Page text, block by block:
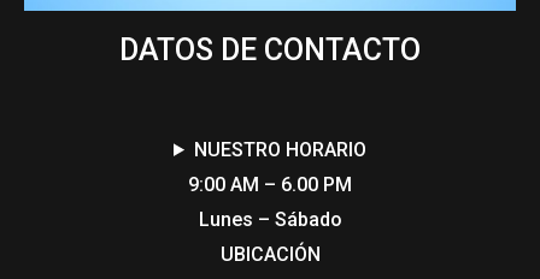
DATOS DE CONTACTO
NUESTRO HORARIO
9:00 AM – 6.00 PM
Lunes – Sábado
UBICACIÓN